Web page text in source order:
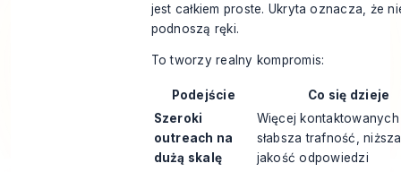
jest całkiem proste. Ukryta oznacza, że
podnoszą ręki.
To tworzy realny kompromis:
Podejście
Co się dzieje
Szeroki
outreach na
dużą skalę
Więcej
słabsza trafność, niższa
jakość odpowiedzi